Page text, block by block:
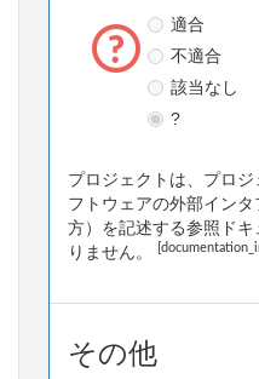
適合
不適合
該当なし
?
プロジェクトは、プロ
フトウェアの外部イン
方）を記述する参照ド
りません。
その他